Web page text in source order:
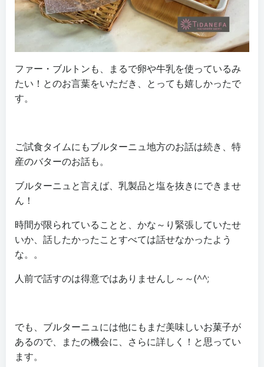
ファー・ブルトンも、まるで卵や牛乳を使っているみ
たい！とのお言葉をいただき、とっても嬉しかったで
す。
ご試食タイムにもブルターニュ地方のお話は続き、特
産のバターのお話も。
ブルターニュと言えば、乳製品と塩を抜きにできませ
ん！
時間が限られていることと、かな～り緊張していたせ
いか、話したかったことすべては話せなかったよう
な。。
人前で話すのは得意ではありませんし～～(^^;
でも、ブルターニュには他にもまだ美味しいお菓子が
あるので、またの機会に、さらに詳しく！と思ってい
ます。